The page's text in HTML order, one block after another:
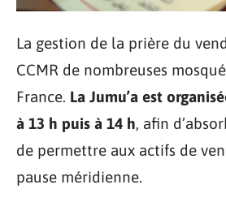
La gestion de la prière du
CCMR de nombreuses
France. La Jumu’a est
à 13 h puis à 14 h, afin
de permettre aux actifs de
pause méridienne.